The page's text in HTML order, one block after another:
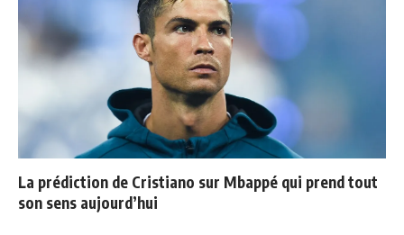
La prédiction de Cristiano sur Mbappé qui prend tout
son sens aujourd’hui